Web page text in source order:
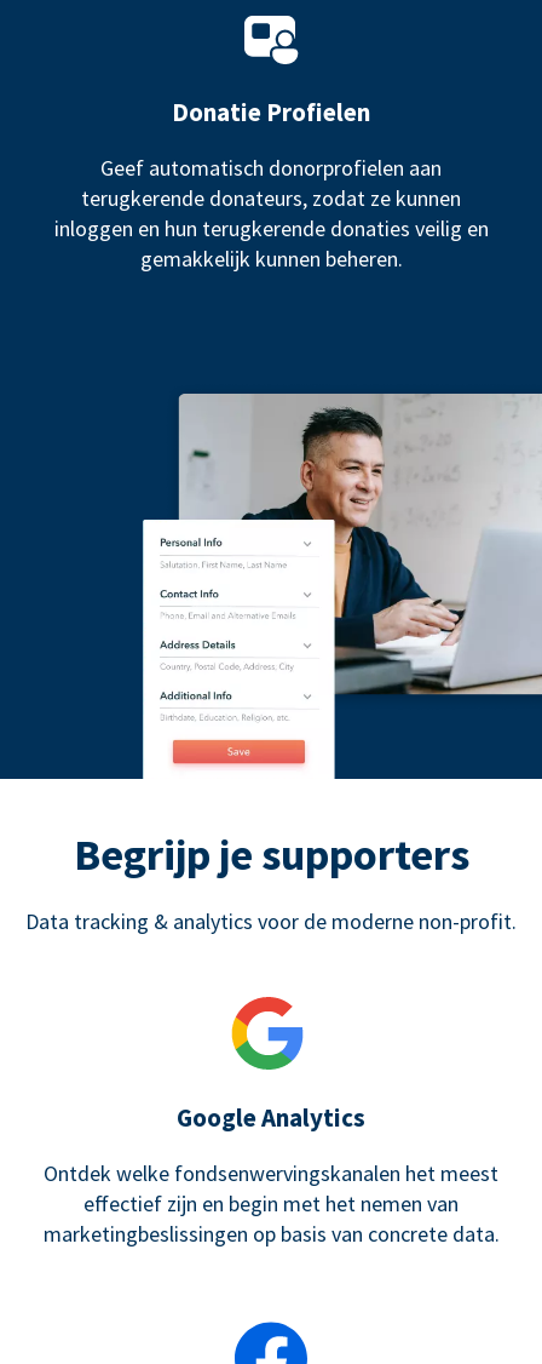
Donatie Profielen
Geef automatisch donorprofielen aan
terugkerende donateurs, zodat ze kunnen
inloggen en hun terugkerende donaties veilig en
gemakkelijk kunnen beheren.
Begrijp je supporters
Data tracking & analytics voor de moderne non-profit.
Google Analytics
Ontdek welke fondsenwervingskanalen het meest
effectief zijn en begin met het nemen van
marketingbeslissingen op basis van concrete data.